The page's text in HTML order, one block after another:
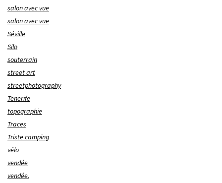
salon avec vue
salon avec vue
Séville
Silo
souterrain
street art
streetphotography
Tenerife
topographie
Traces
Triste camping
vélo
vendée
vendée.